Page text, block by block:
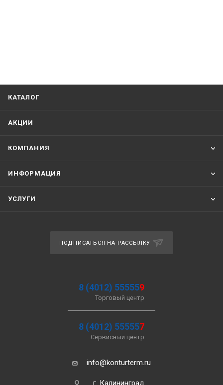
КАТАЛОГ
АКЦИИ
КОМПАНИЯ
ИНФОРМАЦИЯ
УСЛУГИ
ПОДПИСАТЬСЯ НА РАССЫЛКУ
8 (4012) 555559
Торговый центр
8 (4012) 555557
Сервисный центр
info@konturterm.ru
г. Калининград